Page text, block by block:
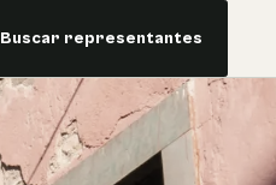
Buscar representantes